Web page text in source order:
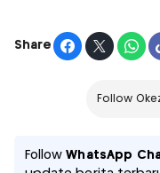
Share
Follow
FollowWhatsApp